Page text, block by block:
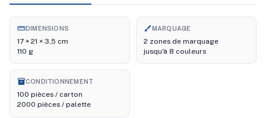
straightenDIMENSIONS
17 × 21 × 3,5 cm
110 g
brushMARQUAGE
2 zones de marquage
jusqu'à 8 couleurs
inventory_2
CONDITIONNEMENT
100 pièces / carton
2000 pièces / palette